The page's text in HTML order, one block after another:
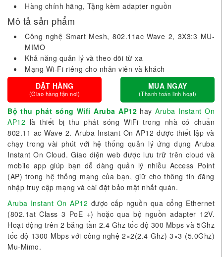
Hàng chính hãng, Tặng kèm adapter nguồn
Mô tả sản phẩm
Công nghệ Smart Mesh, 802.11ac Wave 2, 3X3:3 MU-
MIMO
Khả năng quản lý và theo dõi từ xa
Mạng Wi-Fi riêng cho nhân viên và khách
ĐẶT HÀNG
(Giao hàng tận nơi)
MUA NGAY
(Thanh toán linh hoạt)
Bộ thu phát sóng Wifi Aruba AP12 hayAruba Instant On
AP12 là thiết bị thu phát sóng WiFi trong nhà có chuẩn
802.11 ac Wave 2. Aruba Instant On AP12 được thiết lập và
chạy trong vài phút với hệ thống quản lý ứng dụng Aruba
Instant On Cloud. Giao diện web được lưu trữ trên cloud và
mobile app giúp bạn dễ dàng quản lý nhiều Access Point
(AP) trong hệ thống mạng của bạn, giữ cho thông tin đăng
nhập truy cập mạng và cài đặt bảo mật nhất quán.
Aruba Instant On AP12 được cấp nguồn qua cổng Ethernet
(802.1at Class 3 PoE +) hoặc qua bộ nguồn adapter 12V.
Hoạt động trên 2 băng tần 2.4 Ghz tốc độ 300 Mbps và 5Ghz
tốc độ 1300 Mbps với công nghệ 2×2(2.4 Ghz) 3×3 (5.0Ghz)
Mu-Mimo.